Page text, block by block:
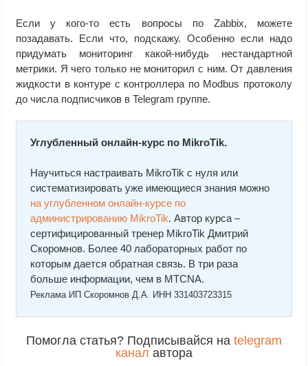
Если у кого-то есть вопросы по Zabbix, можете
позадавать. Если что, подскажу. Особенно если надо
придумать мониторинг какой-нибудь нестандартной
метрики. Я чего только не мониторил с ним. От давления
жидкости в контуре с контроллера по Modbus протоколу
до числа подписчиков в Telegram группе.
Углубленный онлайн-курс по MikroTik.
Научиться настраивать MikroTik с нуля или
систематизировать уже имеющиеся знания можно
на углубленном онлайн-курcе по
администрированию MikroTik. Автор курcа –
сертифицированный тренер MikroTik Дмитрий
Скоромнов. Более 40 лабораторных работ по
которым дается обратная связь. В три раза
больше информации, чем в MTCNA.
Реклама ИП Скоромнов Д.А. ИНН 331403723315
Помогла статья? Подписывайся на telegram
канал автора